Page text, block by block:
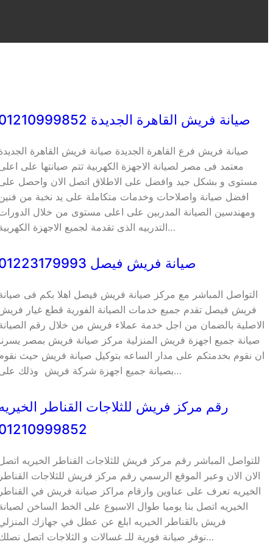
صيانة فريش القاهرة الجديدة 01210999852
صيانة فريش فرع القاهرة الجديدة صيانة فريش القاهرة
معتمد فى مصر لصيانة الاجهزة الكهربية تتم صيانتها على
مستوى و بشكل جيد وافضل على الاطلاق اتصل الان واحصل
افضل صيانة واصلاحات وخدمات متكاملة على يد نخبة من
ومهندسين الصيانة المدربين على اعلى مستوى من خلال
التدربيه الذى تقدمة لجميع الاجهزة الكهربية…
صيانة فريش فيصل 01223179993
التواصل المباشر مع مركز صيانة فريش فيصل اهلا بكم فى
فريش فيصل تقدم جميع خدمات الصيانة الفورية قطع غيار
الاصلية بالضمان من اجل خدمة عملاء فريش من خلال رقم
صيانة جميع اجهزة فريش المنزلية مركز صيانة فريش بمصر
ان نقوم بخدمتكم على مدار الساعه بتوكيل صيانة فريش حيث
بصيانة جميع اجهزة شركة فريش وذلك على…
رقم مركز فريش للثلاجات القناطر
للتواصل المباشر رقم مركز فريش للثلاجات القناطر الخيريه
الان الان وعبر الموقع الرسمي رقم مركز فريش للثلاجات القناطر
الخيريه تعرف على عناوين وارقام مراكز صيانة فريش في القناطر
الخيريه اتصل بنا يوميا طوال الاسبوع على الخط الساخن
فريش بالقناطر الخيريه ابلغ عن عطل في جهازك
نوفر صيانة فورية للـ غسالات و الثلاجات اتصل نصلك…